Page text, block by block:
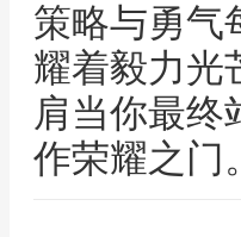
策略与勇气
耀着毅力光
肩当你最终
作荣耀之门。